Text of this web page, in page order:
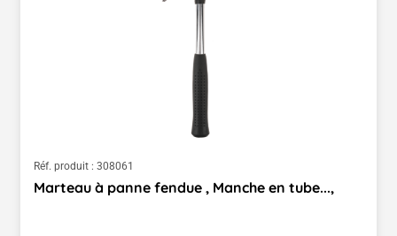
Réf. produit : 308061
Marteau à panne fendue , Manche en tube...,